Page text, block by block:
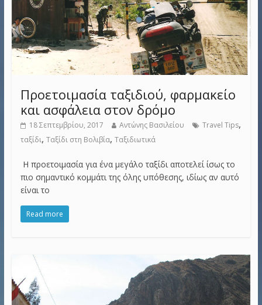
Προετοιμασία ταξιδιού, φαρμακείο
και ασφάλεια στον δρόμο
18 Σεπτεμβρίου, 2017 Αντώνης Βασιλείου Travel Tips,
ταξίδι, Ταξίδι στη Βολιβία, Ταξιδιωτικά
Η προετοιμασία για ένα μεγάλο ταξίδι αποτελεί ίσως το
πιο σημαντικό κομμάτι της όλης υπόθεσης, ιδίως αν αυτό
είναι το
Read more